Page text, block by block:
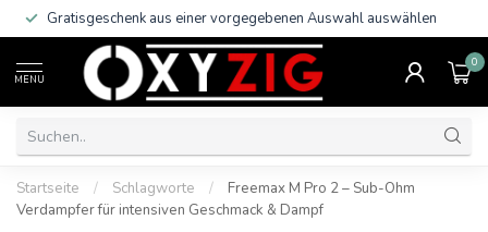
Gratisgeschenk aus einer vorgegebenen Auswahl auswählen
MENU
0
Startseite / Schlagworte /
Freemax M Pro 2 – Sub-Ohm
Verdampfer für intensiven Geschmack & Dampf